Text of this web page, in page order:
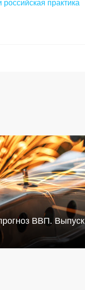
практика
ВВП. Выпуск